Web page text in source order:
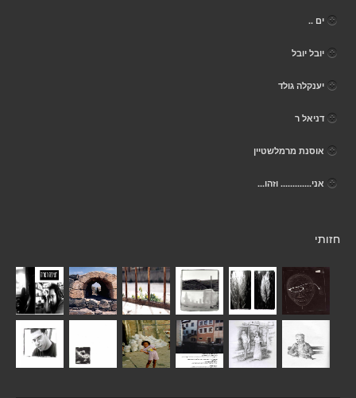
ים ..
יובל יובל
יענקלה גולד
דניאל ר
אוסנת מרמלשטיין
אני............. וזהו...
חזותי